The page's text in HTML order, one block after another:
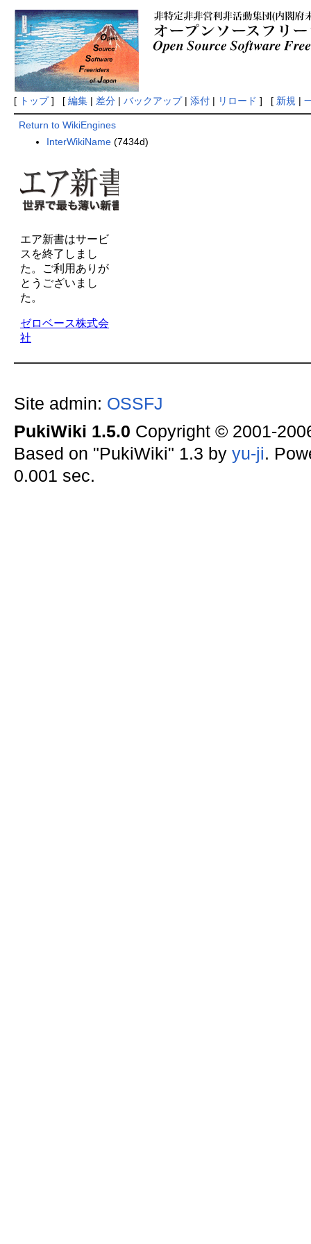
[ トップ] [ 編集| 差分| バックアップ| 添付| リロード ] [ 新規|
Return to WikiEngines
InterWikiName(7434d)
Site admin: OSSFJ
PukiWiki 1.5.0 Copyright © 2001-
Based on "PukiWiki" 1.3 by yu-ji.
0.001 sec.